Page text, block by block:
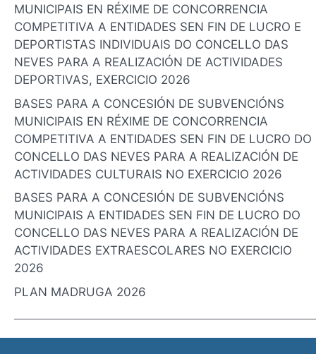
MUNICIPAIS EN RÉXIME DE CONCORRENCIA
COMPETITIVA A ENTIDADES SEN FIN DE LUCRO E
DEPORTISTAS INDIVIDUAIS DO CONCELLO DAS
NEVES PARA A REALIZACIÓN DE ACTIVIDADES
DEPORTIVAS, EXERCICIO 2026
BASES PARA A CONCESIÓN DE SUBVENCIÓNS
MUNICIPAIS EN RÉXIME DE CONCORRENCIA
COMPETITIVA A ENTIDADES SEN FIN DE LUCRO DO
CONCELLO DAS NEVES PARA A REALIZACIÓN DE
ACTIVIDADES CULTURAIS NO EXERCICIO 2026
BASES PARA A CONCESIÓN DE SUBVENCIÓNS
MUNICIPAIS A ENTIDADES SEN FIN DE LUCRO DO
CONCELLO DAS NEVES PARA A REALIZACIÓN DE
ACTIVIDADES EXTRAESCOLARES NO EXERCICIO
2026
PLAN MADRUGA 2026